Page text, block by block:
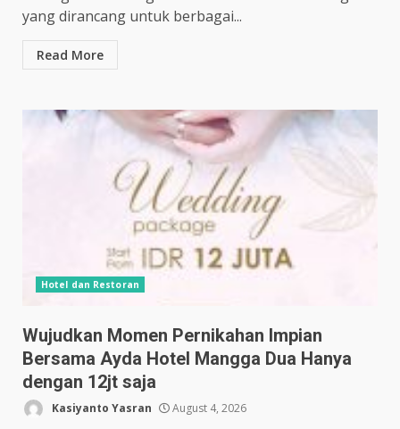
yang dirancang untuk berbagai...
Read More
Hotel dan Restoran
Wujudkan Momen Pernikahan Impian
Bersama Ayda Hotel Mangga Dua Hanya
dengan 12jt saja
Kasiyanto Yasran August 4, 2026